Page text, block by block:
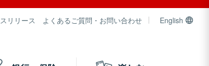
リリース よくあるご質問・お問い合わせ English